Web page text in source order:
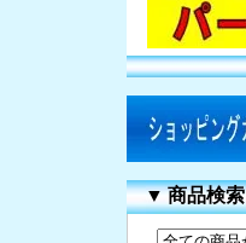
▼商品検索